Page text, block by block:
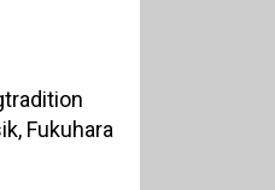
Fukuhara